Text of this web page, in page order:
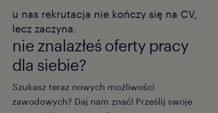
u nas rekrutacja nie kończy się na CV,
lecz zaczyna.
nie znalazłeś oferty pracy
dla siebie?
Szukasz teraz nowych możliwości
zawodowych? Daj nam znać! Prześlij swoje